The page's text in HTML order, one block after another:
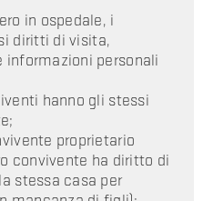
in ospedale, i
diritti di visita,
informazioni personali
hanno gli stessi
proprietario
convivente ha diritto di
stessa casa per